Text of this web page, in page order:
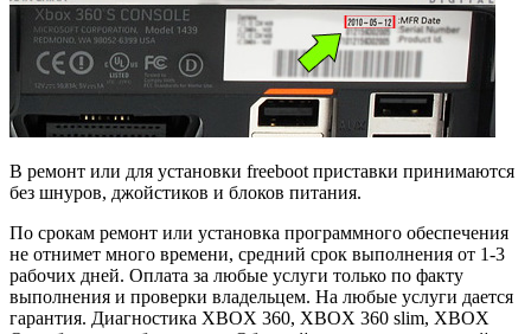
В ремонт или для установки freeboot приставки принимаются
без шнуров, джойстиков и блоков питания.
По срокам ремонт или установка программного обеспечения
не отнимет много времени, средний срок выполнения от 1-3
рабочих дней. Оплата за любые услуги только по факту
выполнения и проверки владельцем. На любые услуги дается
гарантия. Диагностика ХBOX 360, ХBOX 360 slim, ХBOX